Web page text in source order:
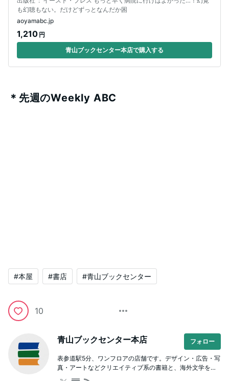
も幻聴もない。だけどずっとなんだか困
aoyamabc.jp
1,210 円
青山ブックセンター本店で購入する
＊先週のWeekly ABC
#本屋 #書店 #青山ブックセンター
10
青山ブックセンター本店 フォロー
表参道駅5分、ワンフロアの店舗です。デザイン・広告・写
真・アートなどクリエイティブ系の書籍と、海外文学をは